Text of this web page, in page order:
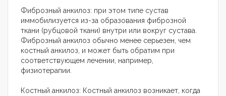
Фиброзный анкилоз: при этом типе сустав
иммобилизуется из-за образования фиброзной
ткани (рубцовой ткани) внутри или вокруг сустава.
Фиброзный анкилоз обычно менее серьезен, чем
костный анкилоз, и может быть обратим при
соответствующем лечении, например,
физиотерапии.
Костный анкилоз: Костный анкилоз возникает, когда